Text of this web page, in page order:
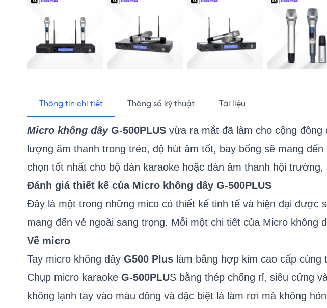
Thông tin chi tiết Thông số kỹ thuật Tài liệu
Micro không dây G-500PLUS​ vừa ra mắt đã làm cho cộng
lượng âm thanh trong trẻo, độ hút âm tốt, bay bổng sẽ mang
chọn tốt nhất cho bộ dàn karaoke hoặc dàn âm thanh hội
Đánh giá thiết kế của Micro không dây G-500PLUS
Đây là một trong những mico có thiết kế tinh tế và hiện đại được
mang đến vẻ ngoài sang trọng. Mỗi một chi tiết của Micro không
Về micro
Tay micro không dây G500 Plus làm bằng hợp kim cao cấp
Chụp micro karaoke G-500PLUS bằng thép chống rỉ, siêu cứng
không lạnh tay vào màu đông và đặc biệt là làm rơi mà không